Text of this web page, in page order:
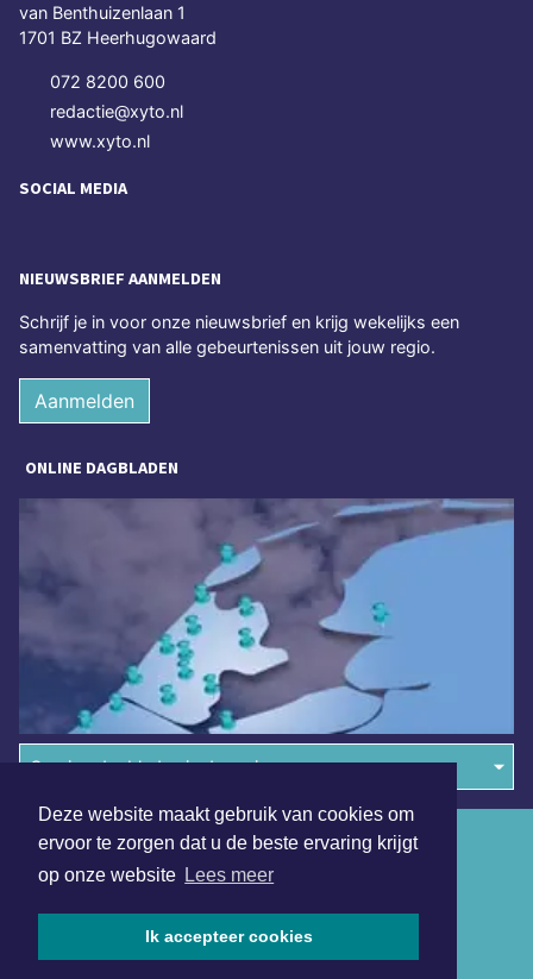
Deze website maakt gebruik van cookies om
ervoor te zorgen dat u de beste ervaring krijgt
op onze website Lees meer
Ik accepteer cookies
van Benthuizenlaan 1
1701 BZ Heerhugowaard
072 8200 600
redactie@xyto.nl
www.xyto.nl
SOCIAL MEDIA
NIEUWSBRIEF AANMELDEN
Schrijf je in voor onze nieuwsbrief en krijg wekelijks een
samenvatting van alle gebeurtenissen uit jouw regio.
Aanmelden
ONLINE DAGBLADEN
Overige dagbladen in de regio
Algemene voorwaarden
Disclaimer